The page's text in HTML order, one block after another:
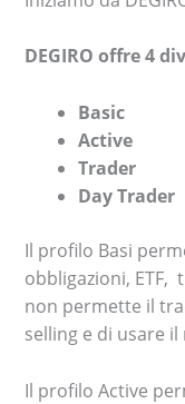
DEGIRO offre 4
Basic
Active
Trader
Day Trader
Il profilo Basi
obbligazioni,
non permette il
selling e di usare il
Il profilo Active